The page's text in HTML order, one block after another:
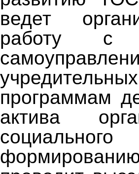
ведет
работу с
программам
актива